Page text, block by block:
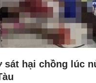
sát hại chồng lúc